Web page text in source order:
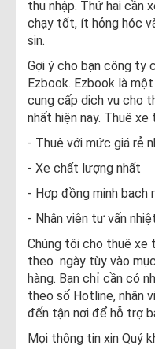
thu nhập. Thứ hai cần
chạy tốt, ít hỏng hóc
sin.
Gợi ý cho bạn công ty
Ezbook. Ezbook là
cung cấp dịch vụ cho
nhất hiện nay. Thuê
- Thuê với mức giá rẻ
- Xe chất lượng nhất
- Hợp đồng minh bạch
- Nhân viên tư vấn
Chúng tôi cho thuê xe
theo ngày tùy vào
hàng. Bạn chỉ cần có
theo số Hotline, nhân
đến tận nơi để hỗ trợ
Mọi thông tin xin Quý